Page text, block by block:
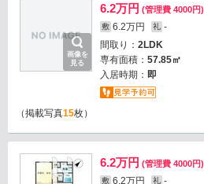
画像を
見る
6.2万円 (管理費 4000円)
敷 6.2万円 礼 -
間取り： 2LDK
専有面積： 57.85㎡
入居時期： 即
（掲載写真15枚）
6.2万円 (管理費 4000円)
敷 6.2万円 礼 -